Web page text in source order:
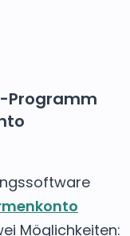
Programm
Möglichkeiten: